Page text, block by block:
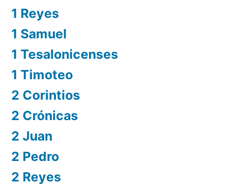
1 Reyes
1 Samuel
1 Tesalonicenses
1 Timoteo
2 Corintios
2 Crónicas
2 Juan
2 Pedro
2 Reyes